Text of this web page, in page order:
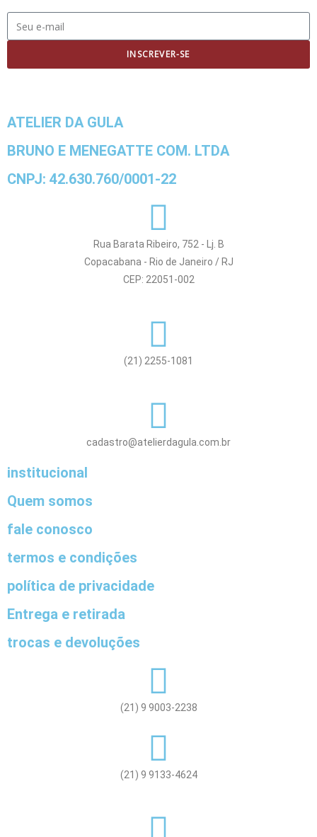
INSCREVER-SE
ATELIER DA GULA
BRUNO E MENEGATTE COM. LTDA
CNPJ: 42.630.760/0001-22
Rua Barata Ribeiro, 752 - Lj. B
Copacabana - Rio de Janeiro / RJ
CEP: 22051-002
(21) 2255-1081
cadastro@atelierdagula.com.br
institucional
Quem somos
fale conosco
termos e condições
política de privacidade
Entrega e retirada
trocas e devoluções
(21) 9 9003-2238
(21) 9 9133-4624